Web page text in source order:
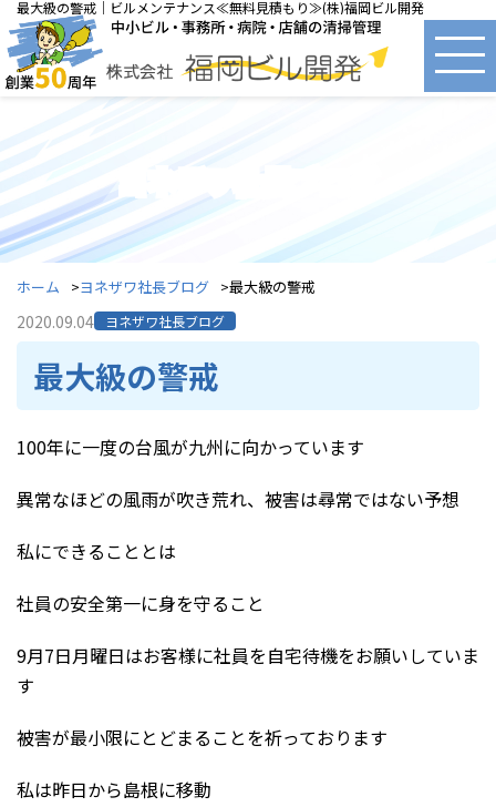
最大級の警戒｜ビルメンテナンス≪無料見積もり≫(株)福岡ビル開発
ヨネザワ社長ブログ
ホーム ヨネザワ社長ブログ 最大級の警戒
2020.09.04 ヨネザワ社長ブログ
最大級の警戒
100年に一度の台風が九州に向かっています
異常なほどの風雨が吹き荒れ、被害は尋常ではない予想
私にできることとは
社員の安全第一に身を守ること
9月7日月曜日はお客様に社員を自宅待機をお願いしていま
す
被害が最小限にとどまることを祈っております
私は昨日から島根に移動